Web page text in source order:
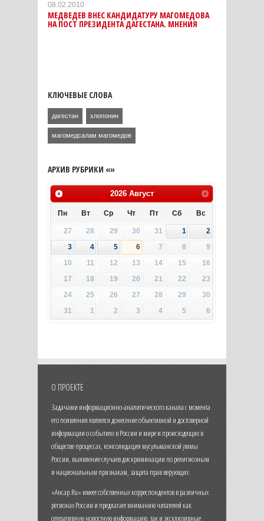
08.02.2010
МЕДВЕДЕВ ВНЕС КАНДИДАТУРУ МАГОМЕДОВА
НА ПОСТ ПРЕЗИДЕНТА ДАГЕСТАНА. МНЕНИЯ
КЛЮЧЕВЫЕ СЛОВА
дагестан хлопонин
магомедсалам магомедов
АРХИВ РУБРИКИ «»
2026 Август
Пн Вт Ср Чт Пт Сб Вс
27 28 29 30 31 1
2
3
4 5 6 7 8
9
10
11 12 13 14 15
16
17
18 19 20 21 22
23
24
25 26 27 28 29
30
31
1 2 3 4 5 6
О ПРОЕКТЕ
Задачами информационно-аналитического канала с момента
его появления является донесение объективной и достоверной
информации о событиях в России и мире и происходящих в
обществе процессах, консолидация мусульманской уммы
России, выявление случаев дискриминации по религиозным
и национальным признакам, защита прав верующих.
«Ансар.Ru» имеет собственных корреспондентов в различных
регионах России и предлагает вниманию читателей как
оперативную новостную информацию, так и эксклюзивные